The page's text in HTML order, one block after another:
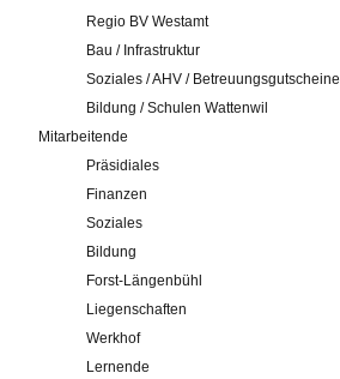
Regio BV Westamt
Bau / Infrastruktur
Soziales / AHV / Betreuungsgutscheine
Bildung / Schulen Wattenwil
Mitarbeitende
Präsidiales
Finanzen
Soziales
Bildung
Forst-Längenbühl
Liegenschaften
Werkhof
Lernende